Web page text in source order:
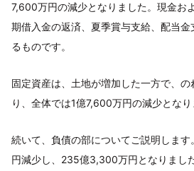
7,600万円の減少となりました。現金お
期借入金の返済、夏季賞与支給、配当金
るものです。
固定資産は、土地が増加した一方で、の
り、全体では1億7,600万円の減少となり
続いて、負債の部についてご説明しま
円減少し、235億3,300万円となりました